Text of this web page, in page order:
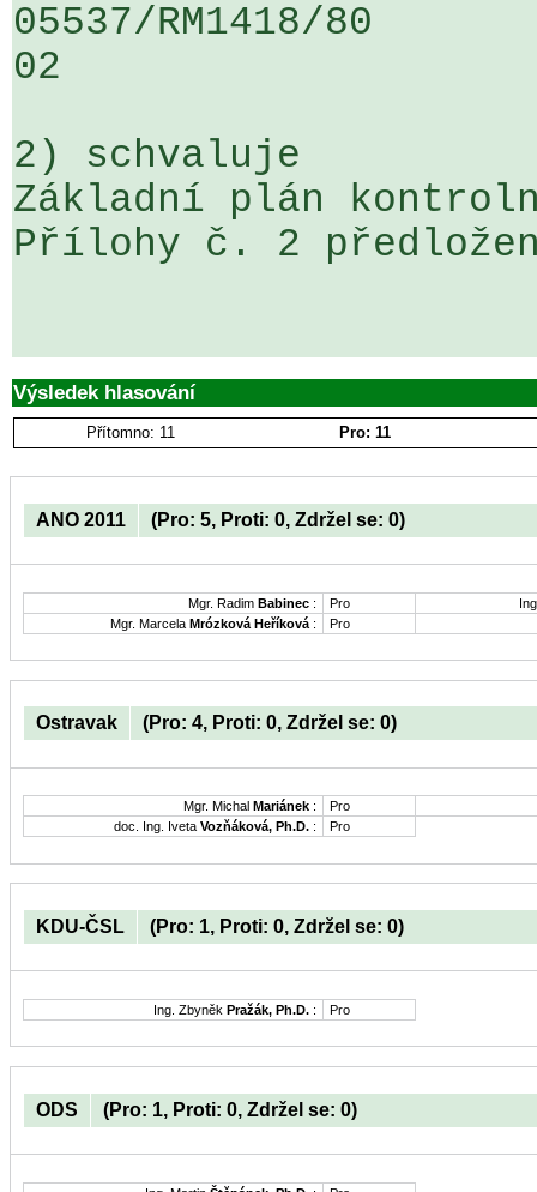
05537/RM1418/
02
2) schvaluje
Základní plán
Přílohy č. 2
Výsledek hlasování
Přítomno: 11 Pro: 11
ANO 2011 (Pro: 5, Proti: 0, Zdržel se: 0)
Mgr. Radim Babinec : Pro
Mgr. Marcela Mrózková Heříková : Pro
Ostravak (Pro: 4, Proti: 0, Zdržel se: 0)
Mgr. Michal Mariánek :
Pro
doc. Ing. Iveta Vozňáková, Ph.D. : Pro
KDU-ČSL (Pro: 1, Proti: 0, Zdržel se: 0)
Ing. Zbyněk Pražák, Ph.D. : Pro
ODS (Pro: 1, Proti: 0, Zdržel se: 0)